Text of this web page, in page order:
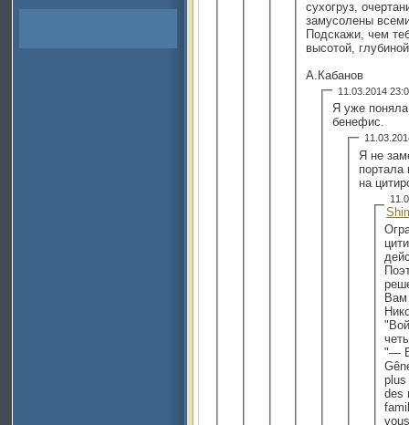
сухогруз,
замусолены
Подскажи, чем
высотой,
А.Кабанов
11.03.2014
Я уже
бенефис.
Я не
портала
на
Вам
"—
plus
des